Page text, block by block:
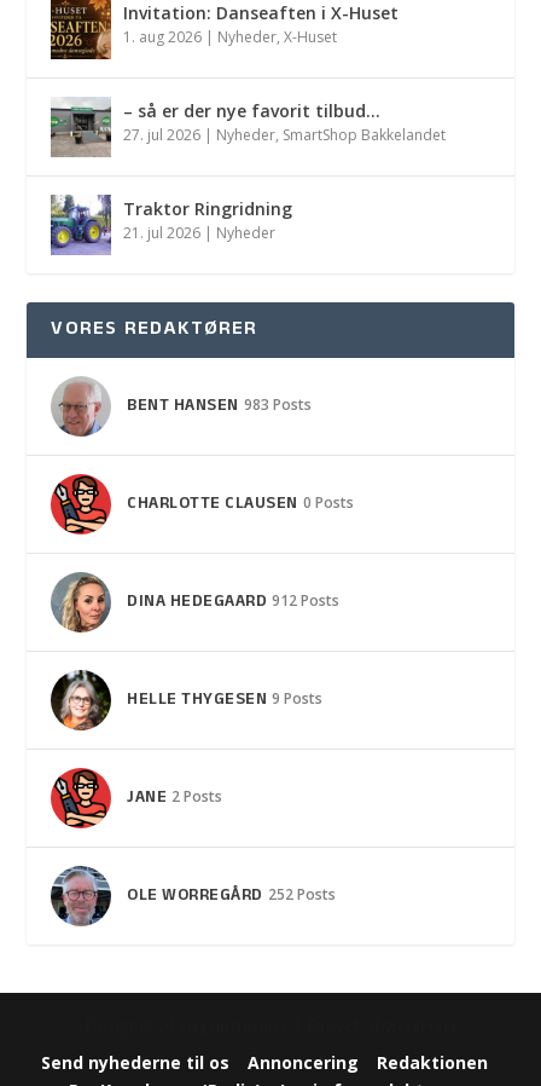
Invitation: Danseaften i X-Huset
1. aug 2026 | Nyheder,X-Huset
– så er der nye favorit tilbud…
27. jul 2026 | Nyheder, SmartShop Bakkelandet
Traktor Ringridning
21. jul 2026 | Nyheder
VORES REDAKTØRER
BENT HANSEN 983 Posts
CHARLOTTE CLAUSEN 0 Posts
DINA HEDEGAARD 912 Posts
HELLE THYGESEN 9 Posts
JANE 2 Posts
OLE WORREGÅRD 252 Posts
Send nyhederne til os Annoncering
Redaktionen